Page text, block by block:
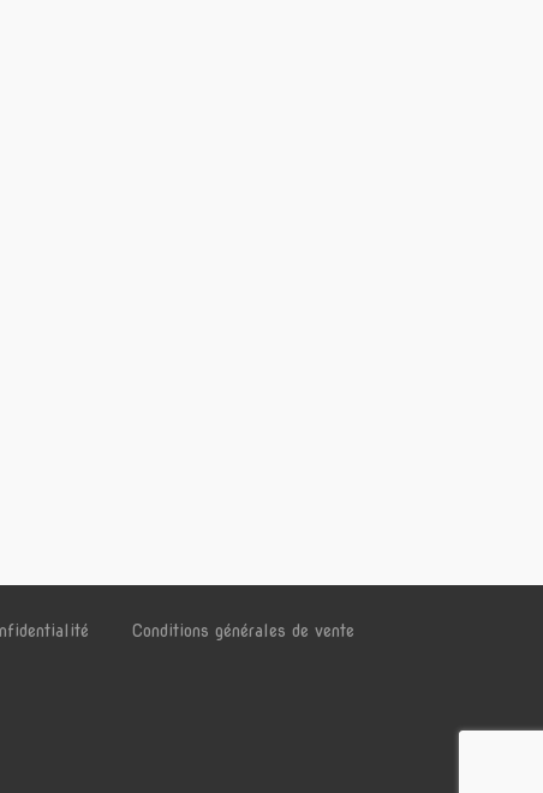
Conditions générales de vente